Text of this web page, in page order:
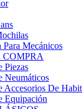
Mecánicos
COMPRA
Piezas
Accesorios De
Equipación